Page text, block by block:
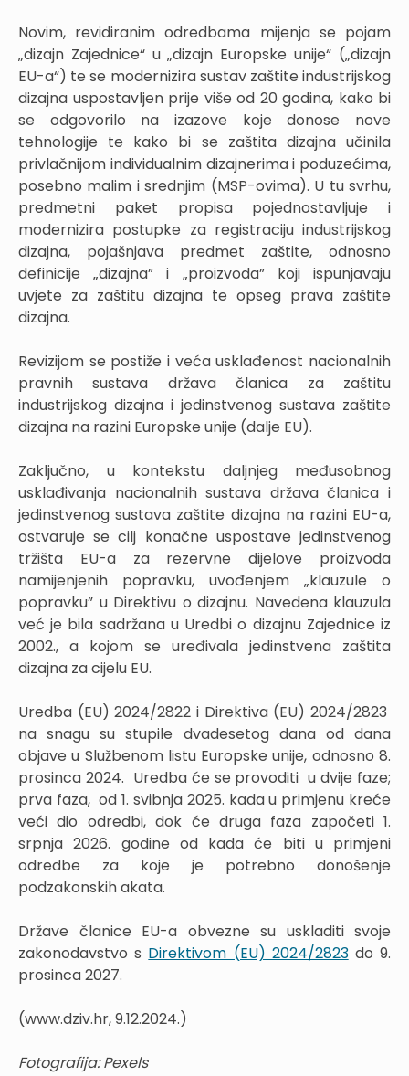
Novim, revidiranim odredbama mijenja se pojam
„dizajn Zajednice“ u „dizajn Europske unije“ („dizajn
EU-a“) te se modernizira sustav zaštite industrijskog
dizajna uspostavljen prije više od 20 godina, kako bi
se odgovorilo na izazove koje donose nove
tehnologije te kako bi se zaštita dizajna učinila
privlačnijom individualnim dizajnerima i poduzećima,
posebno malim i srednjim (MSP-ovima). U tu svrhu,
predmetni paket propisa pojednostavljuje i
modernizira postupke za registraciju industrijskog
dizajna, pojašnjava predmet zaštite, odnosno
definicije „dizajna” i „proizvoda” koji ispunjavaju
uvjete za zaštitu dizajna te opseg prava zaštite
dizajna.
Revizijom se postiže i veća usklađenost nacionalnih
pravnih sustava država članica za zaštitu
industrijskog dizajna i jedinstvenog sustava zaštite
dizajna na razini Europske unije (dalje EU).
Zaključno, u kontekstu daljnjeg međusobnog
usklađivanja nacionalnih sustava država članica i
jedinstvenog sustava zaštite dizajna na razini EU-a,
ostvaruje se cilj konačne uspostave jedinstvenog
tržišta EU-a za rezervne dijelove proizvoda
namijenjenih popravku, uvođenjem „klauzule o
popravku” u Direktivu o dizajnu. Navedena klauzula
već je bila sadržana u Uredbi o dizajnu Zajednice iz
2002., a kojom se uređivala jedinstvena zaštita
dizajna za cijelu EU.
Uredba (EU) 2024/2822 i Direktiva (EU) 2024/2823
na snagu su stupile dvadesetog dana od dana
objave u Službenom listu Europske unije, odnosno 8.
prosinca 2024. Uredba će se provoditi u dvije faze;
prva faza, od 1. svibnja 2025. kada u primjenu kreće
veći dio odredbi, dok će druga faza započeti 1.
srpnja 2026. godine od kada će biti u primjeni
odredbe za koje je potrebno donošenje
podzakonskih akata.
Države članice EU-a obvezne su uskladiti svoje
zakonodavstvo s Direktivom (EU) 2024/2823do 9.
prosinca 2027.
(www.dziv.hr, 9.12.2024.)
Fotografija: Pexels